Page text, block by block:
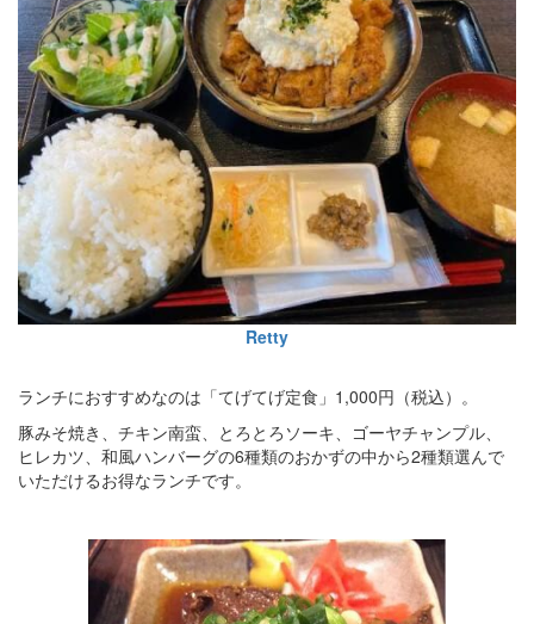
Retty
ランチにおすすめなのは「てげてげ定食」1,000円（税込）。
豚みそ焼き、チキン南蛮、とろとろソーキ、ゴーヤチャンプル、
ヒレカツ、和風ハンバーグの6種類のおかずの中から2種類選んで
いただけるお得なランチです。